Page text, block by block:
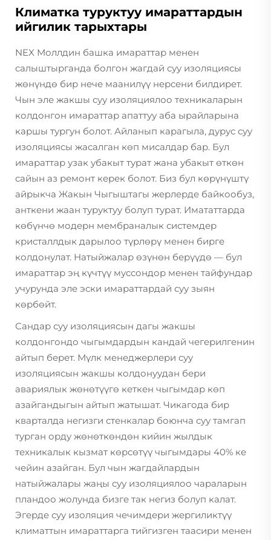
Климатка туруктуу имараттардын
ийгилик тарыхтары
NEX Моллдин башка имараттар менен
салыштырганда болгон жагдай суу изоляциясы
жөнүндө бир нече маанилүү нерсени билдирет.
Чын эле жакшы суу изоляциялоо техникаларын
колдонгон имараттар апаттуу аба ырайларына
каршы тургун болот. Айланып карагыла, дурус суу
изоляциясы жасалган көп мисалдар бар. Бул
имараттар узак убакыт турат жана убакыт өткөн
сайын аз ремонт керек болот. Биз бул көрүнүштү
айрыкча Жакын Чыгыштагы жерлерде байкообуз,
анткени жаан туруктуу болуп турат. Имататтарда
көбүнчө модерн мембраналык системдер
кристаллдык дарылоо түрлөрү менен бирге
колдонулат. Натыйжалар өзүнөн берүүдө — бул
имараттар эң күчтүү муссондор менен тайфундар
учурунда эле эски имараттардай суу зыян
көрбөйт.
Сандар суу изоляциясын дагы жакшы
колдонгондо чыгымдардын кандай чегерилгенин
айтып берет. Мүлк менеджерлери суу
изоляциясын жакшы колдонуудан бери
авариялык жөнөтүүгө кеткен чыгымдар көп
азайгандыгын айтып жатышат. Чикагода бир
кварталда негизги стенкалар боюнча суу тамгап
турган орду жөнөткөндөн кийин жылдык
техникалык кызмат көрсөтүү чыгымдары 40% ке
чейин азайган. Бул чын жагдайлардын
натыйжалары жаңы суу изоляциялоо чараларын
пландоо жолунда бизге так негиз болуп калат.
Эгерде суу изоляция чечимдери жергиликтүү
климаттын имараттарга тийгизген таасири менен